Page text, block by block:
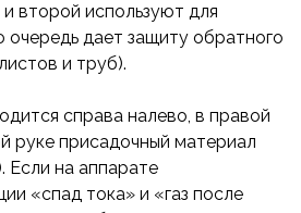
второй используют для
дает защиту обратного
и труб).
справа налево, в правой
руке присадочный материал
Если на аппарате
«спад тока» и «газ после